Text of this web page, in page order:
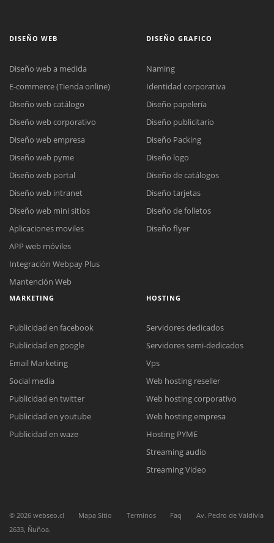
Reunión online
Nuestros ejecutivos le enviarán un correo electrónico con el enlace a
Meet para la reunión online.
Cotización
Todos nuestros ejecutivos están fuera de línea. Complete el formulario
DISEÑO WEB
Diseño web a medida
E-commerce (Tienda online)
Diseño web catálogo
Diseño web corporativo
Diseño web empresa
Diseño web pyme
Diseño web portal
Diseño web intranet
Diseño web mini sitios
Aplicaciones moviles
APP web móviles
Integración Webpay Plus
Mantención Web
DISEÑO GRAFICO
Naming
Identidad corporativa
Diseño papelería
Diseño publicitario
Diseño Packing
Diseño logo
Diseño de catálogos
Diseño tarjetas
Diseño de folletos
Diseño flyer
MARKETING
Publicidad en facebook
Publicidad en google
Email Marketing
Social media
Publicidad en twitter
Publicidad en youtube
Publicidad en waze
HOSTING
Servidores dedicados
Servidores semi-dedicados
Vps
Web hosting reseller
Web hosting corporativo
Web hosting empresa
Hosting PYME
Streaming audio
Streaming Video
© 2026 webseo.cl Mapa Sitio Terminos Faq
Av. Pedro de Valdivia
2633, Ñuñoa.